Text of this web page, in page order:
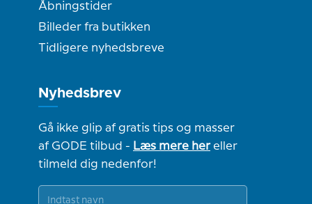
Åbningstider
Billeder fra butikken
Tidligere nyhedsbreve
Nyhedsbrev
Gå ikke glip af gratis tips og masser
af GODE tilbud - Læs mere hereller
tilmeld dig nedenfor!